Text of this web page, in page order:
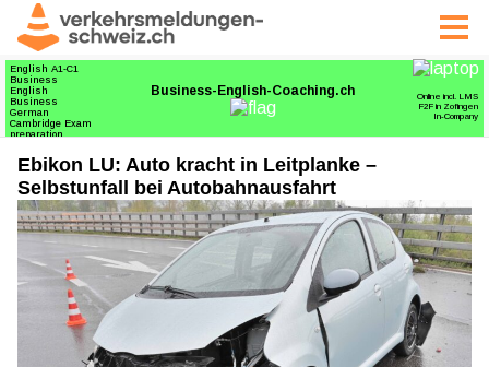
Ebikon LU: Auto kracht in Leitplanke –
Selbstunfall bei Autobahnausfahrt